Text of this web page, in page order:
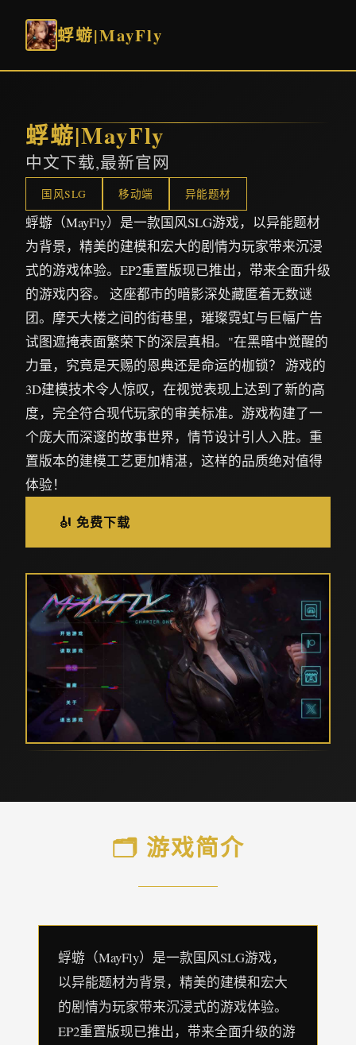
蜉蝣|MayFly
蜉蝣|MayFly
中文下载,最新官网
国风SLG 移动端 异能题材
蜉蝣（MayFly）是一款国风SLG游戏，以异能题材
为背景，精美的建模和宏大的剧情为玩家带来沉浸
式的游戏体验。EP2重置版现已推出，带来全面升级
的游戏内容。 这座都市的暗影深处藏匿着无数谜
团。摩天大楼之间的街巷里，璀璨霓虹与巨幅广告
试图遮掩表面繁荣下的深层真相。"在黑暗中觉醒的
力量，究竟是天赐的恩典还是命运的枷锁？ 游戏的
3D建模技术令人惊叹，在视觉表现上达到了新的高
度，完全符合现代玩家的审美标准。游戏构建了一
个庞大而深邃的故事世界，情节设计引人入胜。重
置版本的建模工艺更加精湛，这样的品质绝对值得
体验！
🎻 免费下载
🗂️ 游戏简介
蜉蝣（MayFly）是一款国风SLG游戏，
以异能题材为背景，精美的建模和宏大
的剧情为玩家带来沉浸式的游戏体验。
EP2重置版现已推出，带来全面升级的游